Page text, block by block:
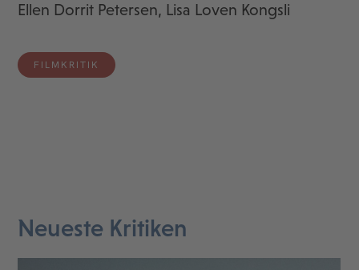
Ellen Dorrit Petersen, Lisa Loven Kongsli
FILMKRITIK
Neueste Kritiken